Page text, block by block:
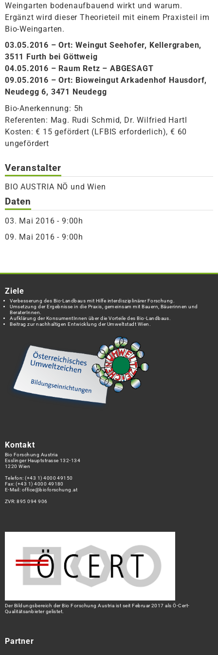
Weingarten bodenaufbauend wirkt und warum.
Ergänzt wird dieser Theorieteil mit einem Praxisteil im
Bio-Weingarten.
03.05.2016 – Ort: Weingut Seehofer, Kellergraben,
3511 Furth bei Göttweig
04.05.2016 – Raum Retz – ABGESAGT
09.05.2016 – Ort: Bioweingut Arkadenhof Hausdorf,
Neudegg 6, 3471 Neudegg
Bio-Anerkennung: 5h
Referenten: Mag. Rudi Schmid, Dr. Wilfried Hartl
Kosten: € 15 gefördert (LFBIS erforderlich), € 60
ungefördert
Veranstalter
BIO AUSTRIA NÖ und Wien
Daten
03. Mai 2016 - 9:00h
09. Mai 2016 - 9:00h
Ziele
Verbesserung des Bio-Landbaus mit Hilfe interdisziplinärer Forschung.
Umsetzung der Ergebnisse in die Praxis, gemeinsam mit Bauern, Bäuerinnen und
BeraterInnen.
Aufklärung der KonsumentInnen über die Vorteile des Bio-Landbaus.
Beitrag zur nachhaltigen Entwicklung der Umweltstadt Wien.
Kontakt
Bio Forschung Austria
Esslinger Hauptstrasse 132-134
1220 Wien
Telefon:(+43 1) 4000 49150
Fax: (+43 1) 4000 49180
E-Mail: office@bioforschung.at
ZVR: 895 094 906
Der Bildungsbereich der Bio Forschung Austria ist seit Februar 2017 als Ö-Cert-
Qualitätsanbieter gelistet.
Partner